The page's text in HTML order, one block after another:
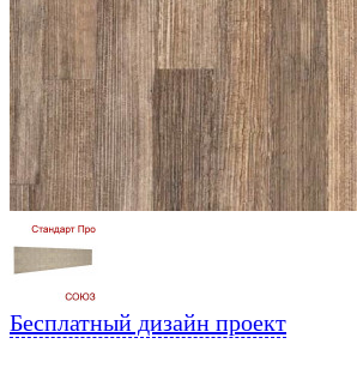
Бесплатный дизайн проект